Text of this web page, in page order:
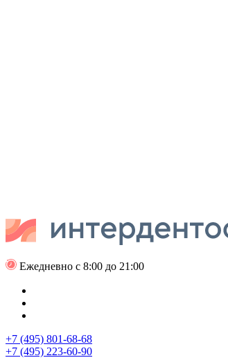
Ежедневно с 8:00 до 21:00
+7 (495) 801-68-68
+7 (495) 223-60-90